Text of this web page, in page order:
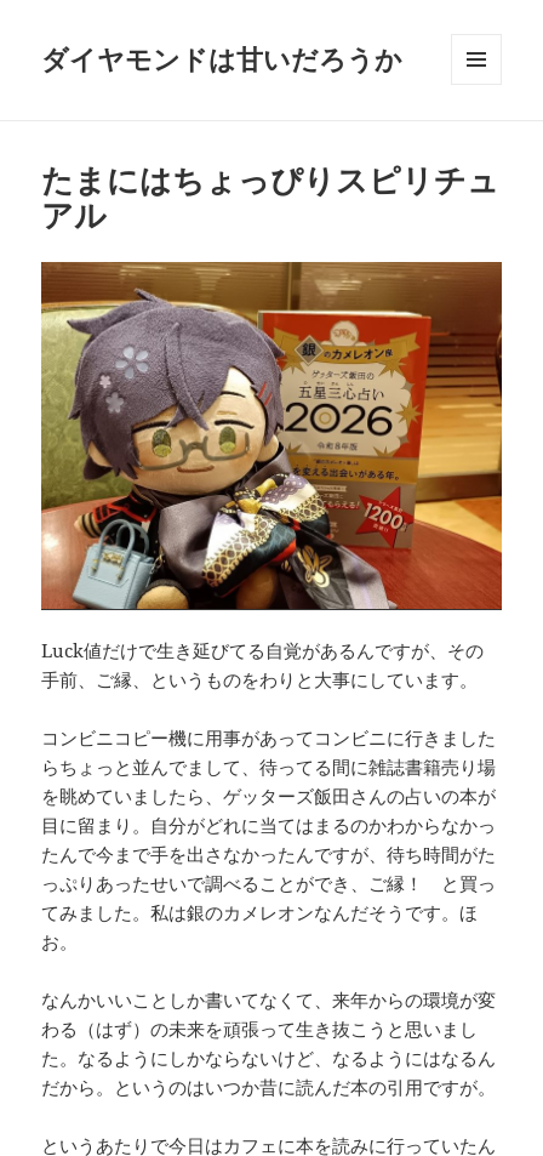
ダイヤモンドは甘いだろうか
たまにはちょっぴりスピリチュ
アル
Luck値だけで生き延びてる自覚があるんですが、その
手前、ご縁、というものをわりと大事にしています。
コンビニコピー機に用事があってコンビニに行きました
らちょっと並んでまして、待ってる間に雑誌書籍売り場
を眺めていましたら、ゲッターズ飯田さんの占いの本が
目に留まり。自分がどれに当てはまるのかわからなかっ
たんで今まで手を出さなかったんですが、待ち時間がた
っぷりあったせいで調べることができ、ご縁！ と買っ
てみました。私は銀のカメレオンなんだそうです。ほ
お。
なんかいいことしか書いてなくて、来年からの環境が変
わる（はず）の未来を頑張って生き抜こうと思いまし
た。なるようにしかならないけど、なるようにはなるん
だから。というのはいつか昔に読んだ本の引用ですが。
というあたりで今日はカフェに本を読みに行っていたん